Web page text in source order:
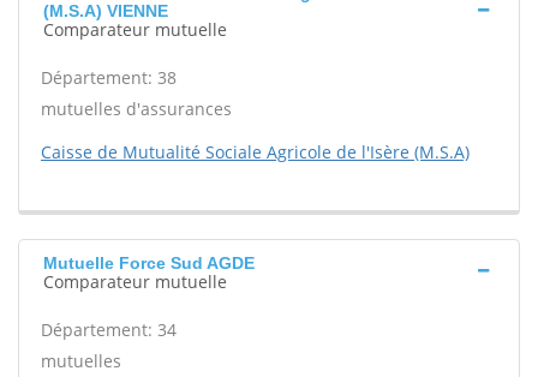
(M.S.A) VIENNE
Comparateur mutuelle
Département: 38
mutuelles d'assurances
Caisse de Mutualité Sociale Agricole de l'Isère (M.S.A)
Mutuelle Force Sud AGDE
Comparateur mutuelle
Département: 34
mutuelles